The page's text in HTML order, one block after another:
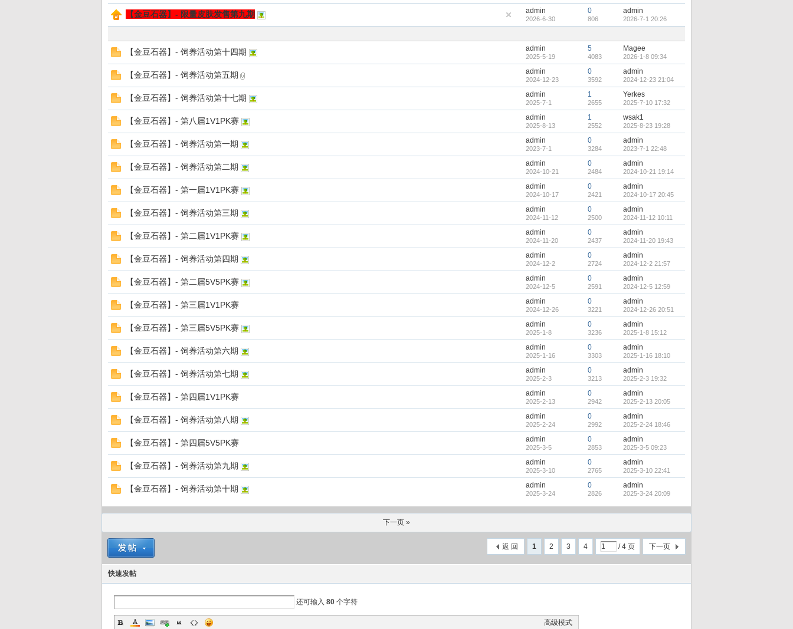
d
【金豆石器】- 限量皮肤发售第九期 admin
2026-6-30
0
806
admin
2026-7-1 20:26
【金豆石器】- 饲养活动第十四期 admin
2025-5-19
5
4083
Magee
2026-1-8 09:34
【金豆石器】- 饲养活动第五期 admin
2024-12-23
0
3592
admin
2024-12-23 21:04
【金豆石器】- 饲养活动第十七期 admin
2025-7-1
1
2655
Yerkes
2025-7-10 17:32
【金豆石器】- 第八届1V1PK赛 admin
2025-8-13
1
2552
wsak1
2025-8-23 19:28
【金豆石器】- 饲养活动第一期 admin
2023-7-1
0
3284
admin
2023-7-1 22:48
【金豆石器】- 饲养活动第二期 admin
2024-10-21
0
2484
admin
2024-10-21 19:14
【金豆石器】- 第一届1V1PK赛 admin
2024-10-17
0
2421
admin
2024-10-17 20:45
【金豆石器】- 饲养活动第三期 admin
2024-11-12
0
2500
admin
2024-11-12 10:11
【金豆石器】- 第二届1V1PK赛 admin
2024-11-20
0
2437
admin
2024-11-20 19:43
【金豆石器】- 饲养活动第四期 admin
2024-12-2
0
2724
admin
2024-12-2 21:57
【金豆石器】- 第二届5V5PK赛 admin
2024-12-5
0
2591
admin
2024-12-5 12:59
【金豆石器】- 第三届1V1PK赛 admin
2024-12-26
0
3221
admin
2024-12-26 20:51
【金豆石器】- 第三届5V5PK赛 admin
2025-1-8
0
3236
admin
2025-1-8 15:12
【金豆石器】- 饲养活动第六期 admin
2025-1-16
0
3303
admin
2025-1-16 18:10
【金豆石器】- 饲养活动第七期 admin
2025-2-3
0
3213
admin
2025-2-3 19:32
【金豆石器】- 第四届1V1PK赛 admin
2025-2-13
0
2942
admin
2025-2-13 20:05
【金豆石器】- 饲养活动第八期 admin
2025-2-24
0
2992
admin
2025-2-24 18:46
【金豆石器】- 第四届5V5PK赛 admin
2025-3-5
0
2853
admin
2025-3-5 09:23
【金豆石器】- 饲养活动第九期 admin
2025-3-10
0
2765
admin
2025-3-10 22:41
【金豆石器】- 饲养活动第十期 admin
2025-3-24
0
2826
admin
2025-3-24 20:09
下一页 »
1 2 3 4 / 4 页 下一页
返 回
快速发帖
还可输入 80 个字符
高级模式